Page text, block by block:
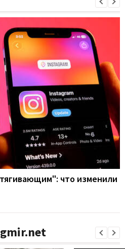
что изменили